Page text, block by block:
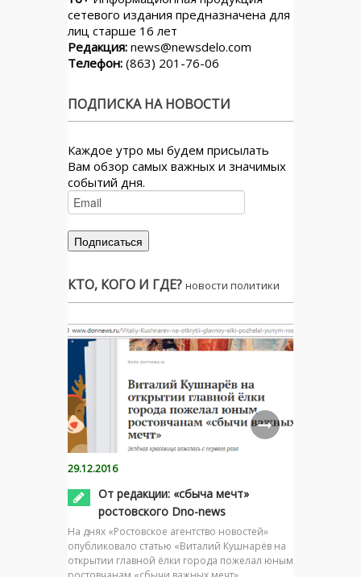
сетевого издания предназначена для
лиц старше 16 лет
Редакция: news@newsdelo.com
Телефон: (863) 201-76-06
ПОДПИСКА НА НОВОСТИ
Каждое утро мы будем присылать
Вам обзор самых важных и значимых
событий дня.
КТО, КОГО И ГДЕ? новости политики
29.12.2016
От редакции: «сбыча мечт»
ростовского Dno-news
На днях «Ростовское агентство новостей»
опубликовало статью «Виталий Кушнарёв на
открытии главной ёлки города пожелал юным